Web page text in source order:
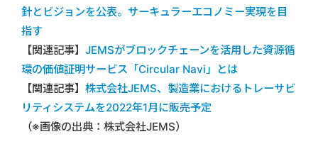
針とビジョンを公表。サーキュラーエコノミー実現を目
指す
【関連記事】 JEMSがブロックチェーンを活用した資源循
環の価値証明サービス「Circular Navi」とは
【関連記事】 株式会社JEMS、製造業におけるトレーサビ
リティシステムを2022年1月に販売予定
（※画像の出典：株式会社JEMS）